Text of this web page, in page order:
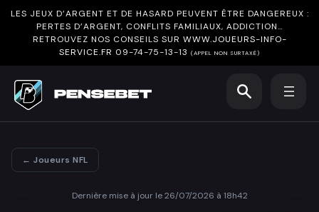
LES JEUX D’ARGENT ET DE HASARD PEUVENT ÊTRE DANGEREUX :
PERTES D’ARGENT, CONFLITS FAMILIAUX, ADDICTION…
RETROUVEZ NOS CONSEILS SUR WWW.JOUEURS-INFO-
SERVICE.FR 09-74-75-13-13 (APPEL NON SURTAXÉ)
← Joueurs NFL
Dernière mise à jour le 26/07/2026 à 18h42